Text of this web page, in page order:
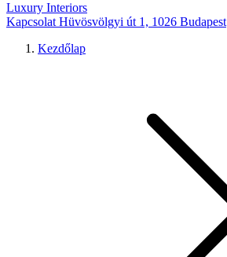
Luxury Interiors
Kapcsolat Hüvösvölgyi út 1, 1026 Budapest
Kezdőlap